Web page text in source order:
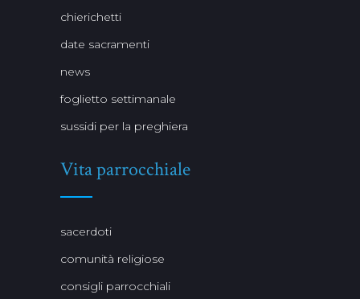
chierichetti
date sacramenti
news
foglietto settimanale
sussidi per la preghiera
Vita parrocchiale
sacerdoti
comunità religiose
consigli parrocchiali